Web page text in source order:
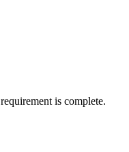
is complete.